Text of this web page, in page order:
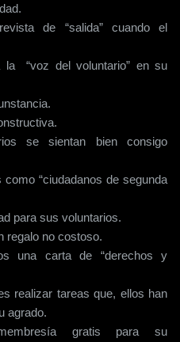
de “salida” cuando el
la “voz del voluntario” en su
se sientan bien consigo
“ciudadanos de segunda
para sus voluntarios.
regalo no costoso.
una carta de “derechos y
realizar tareas que, ellos han
agrado.
gratis para su